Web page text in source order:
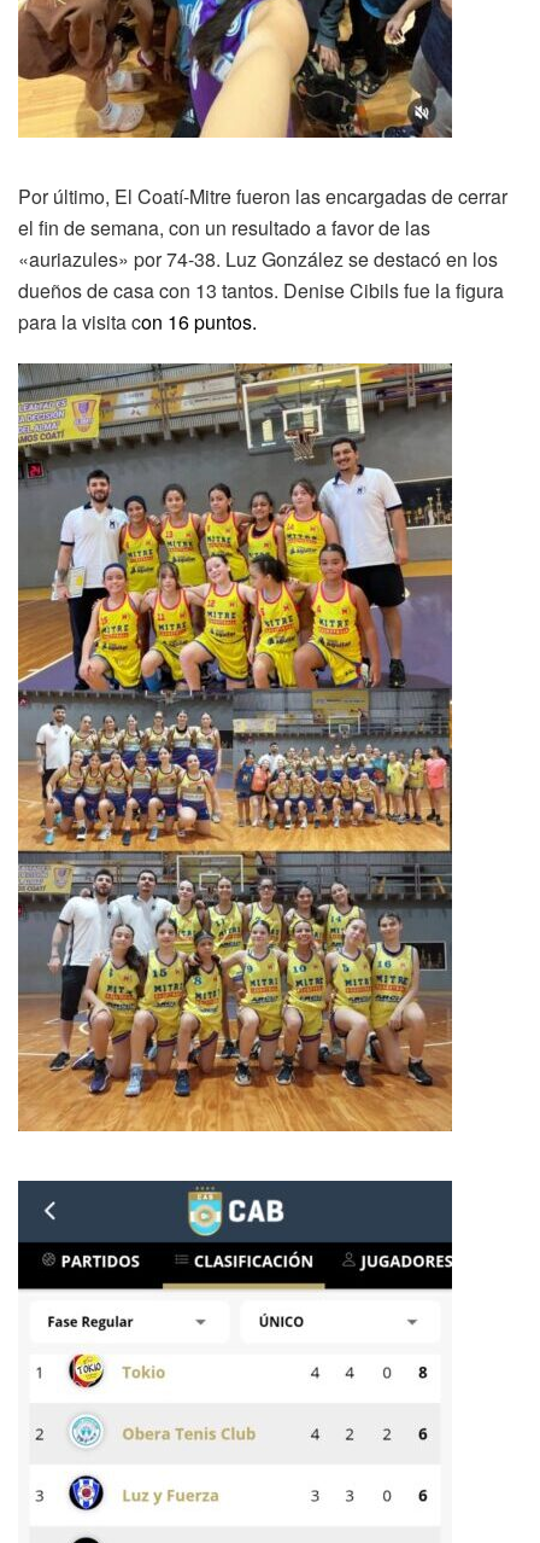
Por último, El Coatí-Mitre fueron las encargadas de cerrar
el fin de semana, con un resultado a favor de las
«auriazules» por 74-38. Luz González se destacó en los
dueños de casa con 13 tantos. Denise Cibils fue la figura
para la visita con 16 puntos.